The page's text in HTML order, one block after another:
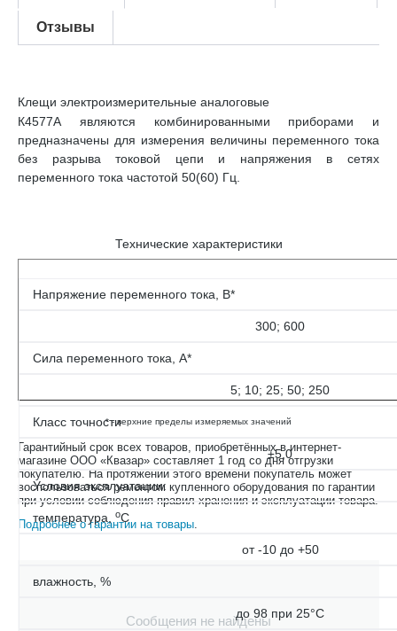
Отзывы
Клещи электроизмерительные аналоговые
К4577А являются комбинированными приборами и
предназначены для измерения величины переменного тока
без разрыва токовой цепи и напряжения в сетях
переменного тока частотой 50(60) Гц.
Технические характеристики
Напряжение переменного тока, В*
300; 600
Сила переменного тока, А*
5; 10; 25; 50; 250
Класс точности
±5,0
Условия эксплуатации:
температура, oС
от -10 до +50
влажность, %
до 98 при 25°С
* - верхние пределы измеряемых значений
Гарантийный срок всех товаров, приобретённых в интернет-
магазине ООО «Квазар» составляет 1 год со дня отгрузки
покупателю. На протяжении этого времени покупатель может
воспользоваться ремонтом купленного оборудования по гарантии
при условии соблюдения правил хранения и эксплуатации товара.
Подробнее о гарантии на товары.
Сообщения не найдены